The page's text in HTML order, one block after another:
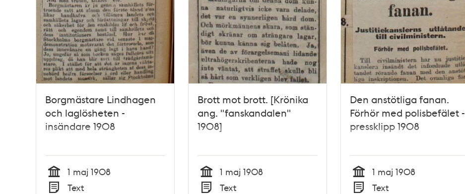
Borgmästare Lindhagen
och laglösheten -
insändare 1908
Tid
1 maj 1908
Text
Brott mot brott. [Krönika
ang. "fanskandalen"
1908]
Tid
1 maj 1908
Text
Den anstötliga fanan.
Förhör med polisbefälet -
pressklipp 1908
Tid
1 maj 1908
Text